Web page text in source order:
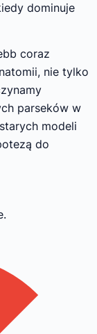
dominuje
coraz
nie tylko
parseków w
modeli
do